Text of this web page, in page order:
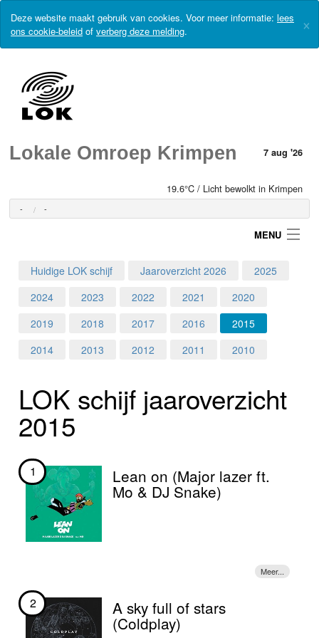
Deze website maakt gebruik van cookies. Voor meer informatie: lees
ons cookie-beleid of verberg deze melding. ×
Lokale Omroep Krimpen 7 aug '26
19.6°C / Licht bewolkt in Krimpen
- -
MENU
Home
Programma's
Nieuws
Foto's
Video
Webcam
Huidige LOK schijf Jaaroverzicht 2026
2025
2024
2023 2022 2021
2020
2019
2018 2017 2016
2015
2014
2013 2012 2011 2010
LOK schijf jaar­over­zicht
2015
1 Lean on (Major lazer ft.
Mo & DJ Snake)
2 A sky full of stars
(Coldplay)